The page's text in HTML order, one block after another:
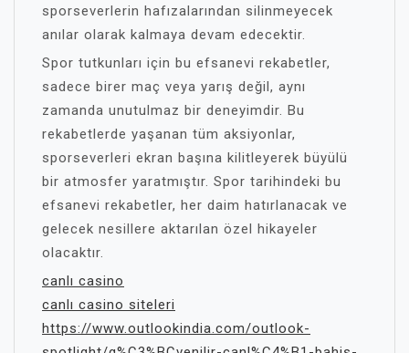
sporseverlerin hafızalarından silinmeyecek
anılar olarak kalmaya devam edecektir.
Spor tutkunları için bu efsanevi rekabetler,
sadece birer maç veya yarış değil, aynı
zamanda unutulmaz bir deneyimdir. Bu
rekabetlerde yaşanan tüm aksiyonlar,
sporseverleri ekran başına kilitleyerek büyülü
bir atmosfer yaratmıştır. Spor tarihindeki bu
efsanevi rekabetler, her daim hatırlanacak ve
gelecek nesillere aktarılan özel hikayeler
olacaktır.
canlı casino
canlı casino siteleri
https://www.outlookindia.com/outlook-